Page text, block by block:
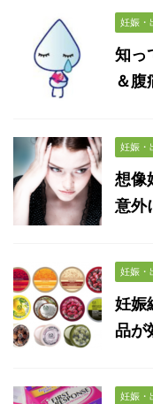
妊娠・
知っ
＆腹
妊娠・
想像
意外
妊娠・
妊娠
品が
妊娠・